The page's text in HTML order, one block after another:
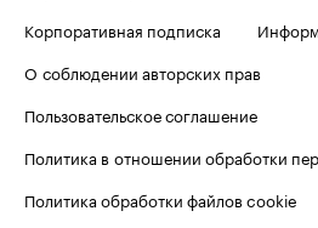
Корпоративная подписка
О соблюдении авторских прав
Пользовательское соглашение
Политика в отношении обработки
Политика обработки файлов cookie